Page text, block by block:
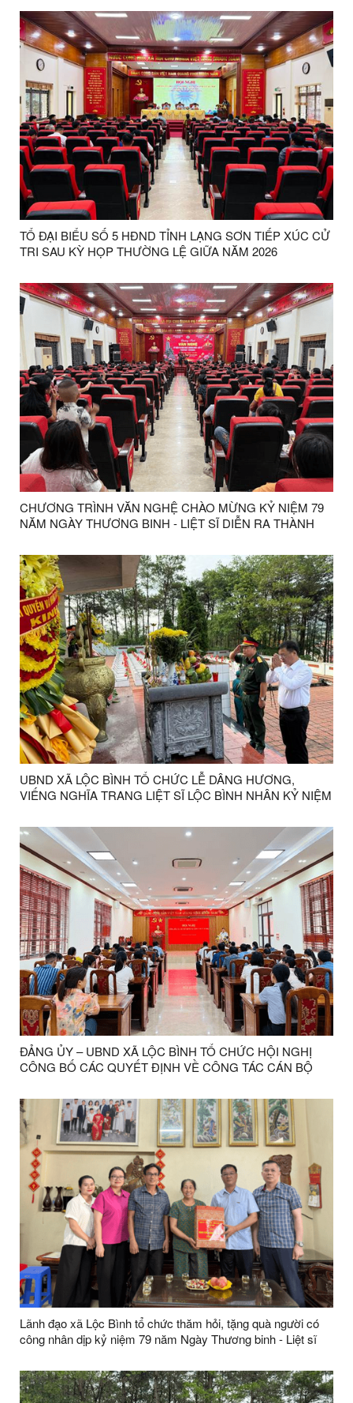
HỘI NGHỊ LẦN THỨ BA BAN CHẤP HÀNH TRUNG
ƯƠNG ĐẢNG KHÓA XIV
TỔ ĐẠI BIỂU SỐ 5 HĐND TỈNH LẠNG SƠN TIẾP XÚC CỬ
TRI SAU KỲ HỌP THƯỜNG LỆ GIỮA NĂM 2026
CHƯƠNG TRÌNH VĂN NGHỆ CHÀO MỪNG KỶ NIỆM 79
NĂM NGÀY THƯƠNG BINH - LIỆT SĨ DIỄN RA THÀNH
UBND XÃ LỘC BÌNH TỔ CHỨC LỄ DÂNG HƯƠNG,
VIẾNG NGHĨA TRANG LIỆT SĨ LỘC BÌNH NHÂN KỶ NIỆM
ĐẢNG ỦY – UBND XÃ LỘC BÌNH TỔ CHỨC HỘI NGHỊ
CÔNG BỐ CÁC QUYẾT ĐỊNH VỀ CÔNG TÁC CÁN BỘ
Lãnh đạo xã Lộc Bình tổ chức thăm hỏi, tặng quà người có
công nhân dịp kỷ niệm 79 năm Ngày Thương binh - Liệt sĩ